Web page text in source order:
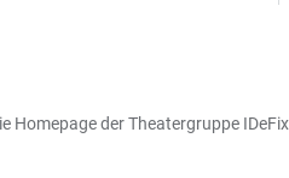
der Theatergruppe